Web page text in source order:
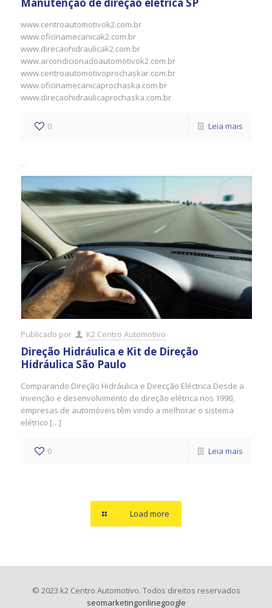
www.centroautomotivok2.com.br
www.oficinamecanicak2.com.br
www.direcaohidraulicak2.com.br
www.arcondicionadoautomotivok2.com.br
www.centroautomotivoprochaskar.com.br
www.oficinamecanicaprochaska.com.br
www.direcaohidraulicaprochaska.com.br
0 Leia mais
Publicado por K2 Centro Automotivo
Direção Hidráulica e Kit de Direção
Hidráulica São Paulo
Comparando Direção Hidráulica e Direcção Eléctrica Desde a
invenção e desenvolvimento de direção elétrica nos 1990,
empresas de automóveis têm vindo a melhorar o sistema
elétrico […]
0 Leia mais
Load more
© 2023 k2 Centro Automotivo. Todos direitos reservados
seomarketingonlinegoogle